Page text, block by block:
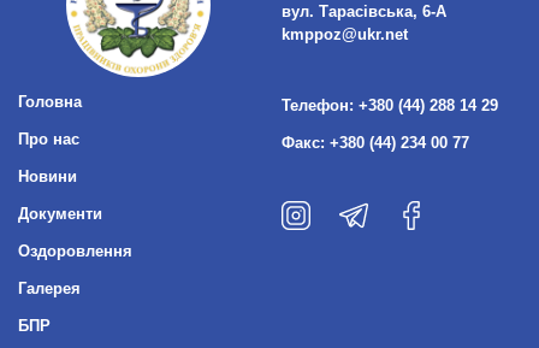
Головна
Про нас
Новини
Документи
Оздоровлення
Галерея
БПР
вул. Тарасівська, 6-А
kmppoz@ukr.net
Телефон: +380 (44) 288 14 29
Факс: +380 (44) 234 00 77